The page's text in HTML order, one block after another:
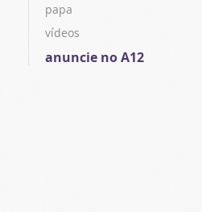
papa
vídeos
anuncie no A12